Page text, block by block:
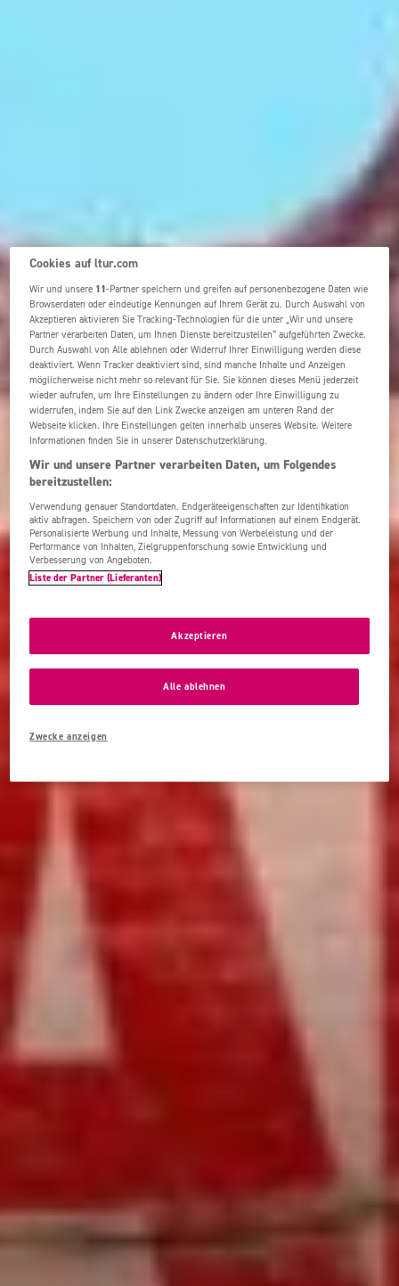
Cookies auf ltur.com
Wir und unsere 11-Partner speichern und greifen auf personenbezogene Daten wie
Browserdaten oder eindeutige Kennungen auf Ihrem Gerät zu. Durch Auswahl von
Akzeptieren aktivieren Sie Tracking-Technologien für die unter „Wir und unsere
Partner verarbeiten Daten, um Ihnen Dienste bereitzustellen“ aufgeführten Zwecke.
Durch Auswahl von Alle ablehnen oder Widerruf Ihrer Einwilligung werden diese
deaktiviert. Wenn Tracker deaktiviert sind, sind manche Inhalte und Anzeigen
möglicherweise nicht mehr so relevant für Sie. Sie können dieses Menü jederzeit
wieder aufrufen, um Ihre Einstellungen zu ändern oder Ihre Einwilligung zu
widerrufen, indem Sie auf den Link Zwecke anzeigen am unteren Rand der
Webseite klicken. Ihre Einstellungen gelten innerhalb unseres Website. Weitere
Informationen finden Sie in unserer Datenschutzerklärung.
Wir und unsere Partner verarbeiten Daten, um Folgendes
bereitzustellen:
Verwendung genauer Standortdaten. Endgeräteeigenschaften zur Identifikation
aktiv abfragen. Speichern von oder Zugriff auf Informationen auf einem Endgerät.
Personalisierte Werbung und Inhalte, Messung von Werbeleistung und der
Performance von Inhalten, Zielgruppenforschung sowie Entwicklung und
Verbesserung von Angeboten.
Liste der Partner (Lieferanten)
Zwecke anzeigen
Alle ablehnen
Akzeptieren